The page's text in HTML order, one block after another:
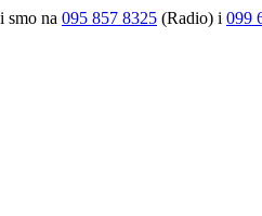
smo na 095 857 8325 (Radio) i 099